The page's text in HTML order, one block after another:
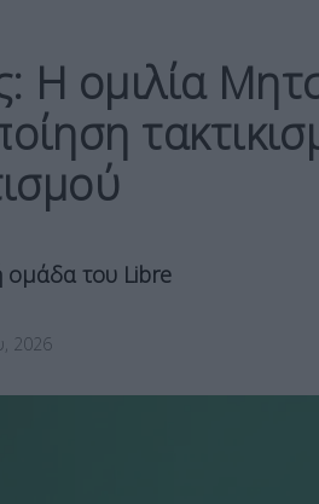
Η ομιλία
ομάδα του Libre
2026